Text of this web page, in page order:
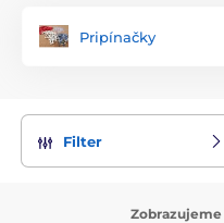
vás!
Pripínačky
Filter
Zobrazujeme